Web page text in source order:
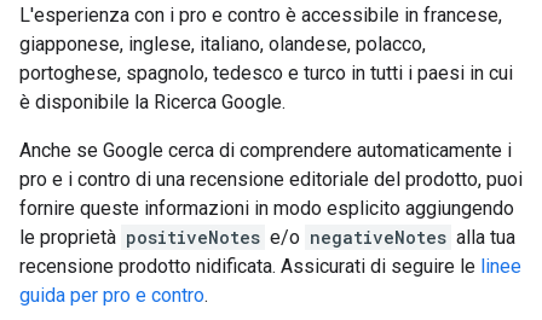
L'esperienza con i pro e contro è accessibile in francese,
giapponese, inglese, italiano, olandese, polacco,
portoghese, spagnolo, tedesco e turco in tutti i paesi in cui
è disponibile la Ricerca Google.
Anche se Google cerca di comprendere automaticamente i
pro e i contro di una recensione editoriale del prodotto, puoi
fornire queste informazioni in modo esplicito aggiungendo
le proprietà positiveNotes e/o negativeNotes alla tua
recensione prodotto nidificata. Assicurati di seguire le linee
guida per pro e contro.